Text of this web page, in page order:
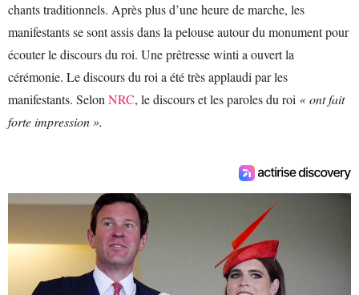
chants traditionnels. Après plus d’une heure de marche, les
manifestants se sont assis dans la pelouse autour du monument pour
écouter le discours du roi. Une prêtresse winti a ouvert la
cérémonie. Le discours du roi a été très applaudi par les
manifestants. SelonNRC, le discours et les paroles du roi « ont fait
forte impression ».